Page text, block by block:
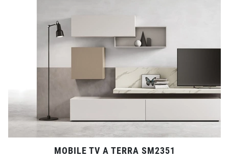
MOBILE TV A TERRA SM2351